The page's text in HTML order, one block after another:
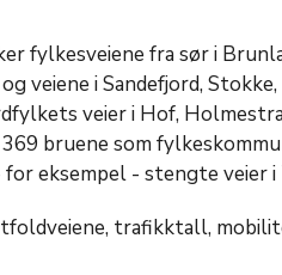
fylkesveiene fra sør i
veiene i Sandefjord,
veier i Hof,
bruene som
eksempel - stengte veier
trafikktall,